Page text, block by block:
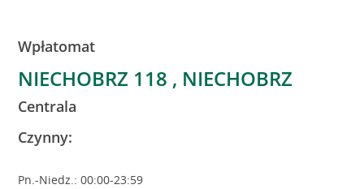
Wpłatomat
NIECHOBRZ 118 , NIECHOBRZ
Centrala
Czynny:
Pn.-Niedz.: 00:00-23:59